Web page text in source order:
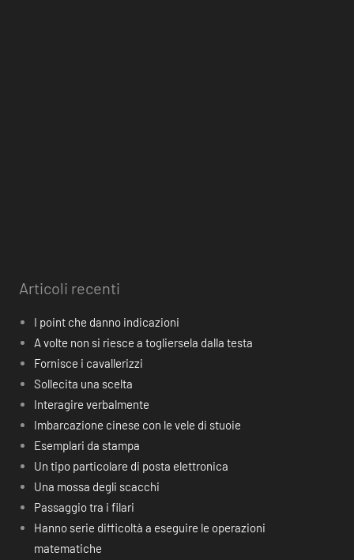
Articoli recenti
I point che danno indicazioni
A volte non si riesce a togliersela dalla testa
Fornisce i cavallerizzi
Sollecita una scelta
Interagire verbalmente
Imbarcazione cinese con le vele di stuoie
Esemplari da stampa
Un tipo particolare di posta elettronica
Una mossa degli scacchi
Passaggio tra i filari
Hanno serie difficoltà a eseguire le operazioni
matematiche